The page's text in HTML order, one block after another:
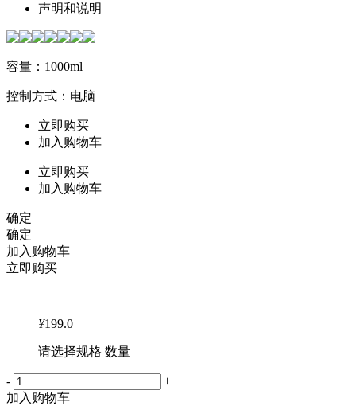
声明和说明
容量：1000ml
控制方式：电脑
立即购买
加入购物车
立即购买
加入购物车
确定
确定
加入购物车
立即购买
¥199.0
请选择规格 数量
-
+
加入购物车